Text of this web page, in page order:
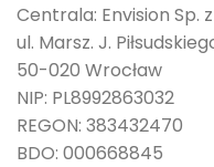
Centrala: Envision Sp.
ul. Marsz. J.
50-020 Wrocław
NIP: PL8992863032
REGON: 383432470
BDO: 000668845